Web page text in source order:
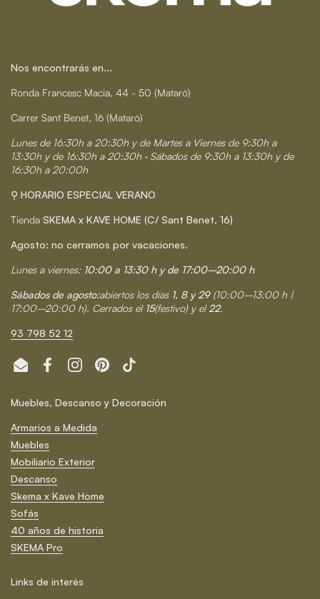
Nos encontrarás en...
Ronda Francesc Macia, 44 - 50 (Mataró)
Carrer Sant Benet, 16 (Mataró)
Lunes de 16:30h a 20:30h y de Martes a Viernes de 9:30h a
13:30h y de 16:30h a 20:30h · Sábados de 9:30h a 13:30h y de
16:30h a 20:00h
⚲ HORARIO ESPECIAL VERANO
Tienda SKEMA x KAVE HOME (C/ Sant Benet, 16)
Agosto: no cerramos por vacaciones.
Lunes a viernes: 10:00 a 13:30 h y de 17:00–20:00 h
Sábados de agosto:abiertos los días 1, 8 y 29 (10:00–13:00 h |
17:00–20:00 h). Cerrados el 15(festivo) y el22.
93 798 52 12
Email FacebookInstagramPinterestTikTok
Muebles, Descanso y Decoración
Armarios a Medida
Muebles
Mobiliario Exterior
Descanso
Skema x Kave Home
Sofás
40 años de historia
SKEMA Pro
Links de interés